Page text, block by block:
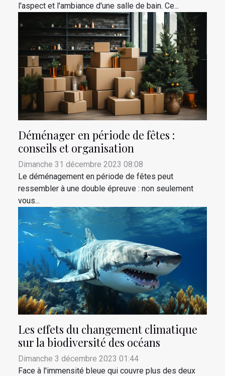
l'aspect et l'ambiance d'une salle de bain. Ce...
Déménager en période de fêtes :
conseils et organisation
Dimanche 31 décembre 2023 08:08
Le déménagement en période de fêtes peut
ressembler à une double épreuve : non seulement
vous...
Les effets du changement climatique
sur la biodiversité des océans
Dimanche 3 décembre 2023 01:44
Face à l'immensité bleue qui couvre plus des deux